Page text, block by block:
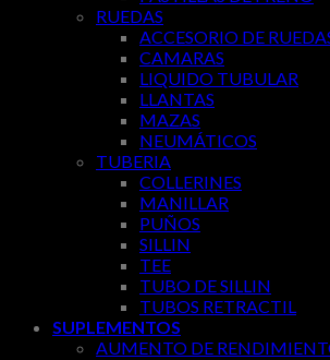
RUEDAS
ACCESORIO DE
CAMARAS
LIQUIDO TUBULAR
LLANTAS
MAZAS
NEUMÁTICOS
TUBERIA
COLLERINES
MANILLAR
PUÑOS
SILLIN
TEE
TUBO DE SILLIN
TUBOS RETRACTIL
SUPLEMENTOS
AUMENTO DE